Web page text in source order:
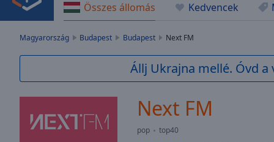
Backward
Skip
Current
Duration-:-
Loaded
Összes állomás Kedvencek
Magyarország Budapest Budapest Next FM
Állj Ukrajna mellé. Óvd a
Next FM
pop
top40